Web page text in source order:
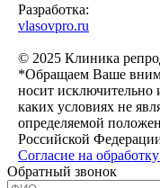
Разработка:
vlasovpro.ru
© 2025 Клиника
*Обращаем Ваше
носит
каких условиях не
определяемой
Российской
Согласие на
Обратный звонок